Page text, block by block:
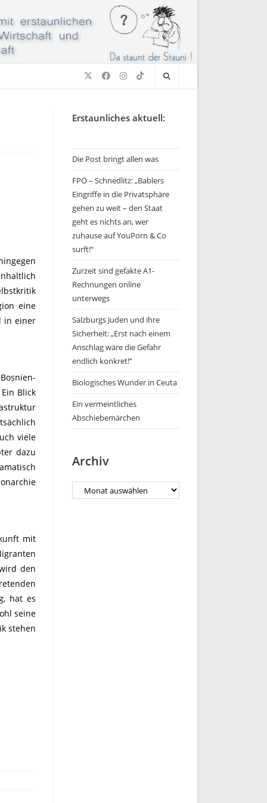
eine
in einer
Blick
viele
dazu
mit
den
hat es
seine
stehen
Erstaunliches aktuell:
Die Post bringt allen was
FPÖ – Schnedlitz: „Bablers
Eingriffe in die Privatsphäre
gehen zu weit – den Staat
geht es nichts an, wer
zuhause auf YouPorn & Co
surft!“
Zurzeit sind gefakte A1-
Rechnungen online
unterwegs
Salzburgs Juden und ihre
Sicherheit: „Erst nach einem
Anschlag wäre die Gefahr
endlich konkret!“
Biologisches Wunder in Ceuta
Ein vermeintliches
Abschiebemärchen
Archiv
Archiv